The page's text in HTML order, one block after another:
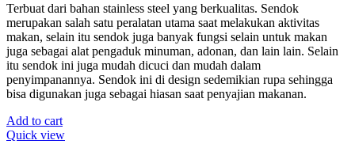
Terbuat dari bahan stainless steel yang berkualitas. Sendok
merupakan salah satu peralatan utama saat melakukan aktivitas
makan, selain itu sendok juga banyak fungsi selain untuk makan
juga sebagai alat pengaduk minuman, adonan, dan lain lain. Selain
itu sendok ini juga mudah dicuci dan mudah dalam
penyimpanannya. Sendok ini di design sedemikian rupa sehingga
bisa digunakan juga sebagai hiasan saat penyajian makanan.
Add to cart
Quick view